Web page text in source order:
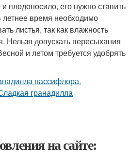
плодоносило, его нужно ставить
летнее время необходимо
листья, так как влажность
Нельзя допускать пересыхания
и летом требуется удобрять
на сайте: